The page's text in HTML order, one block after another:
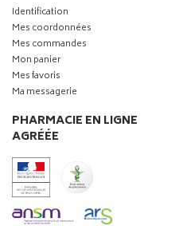
Identification
Mes coordonnées
Mes commandes
Mon panier
Mes favoris
Ma messagerie
PHARMACIE EN LIGNE
AGRÉÉE